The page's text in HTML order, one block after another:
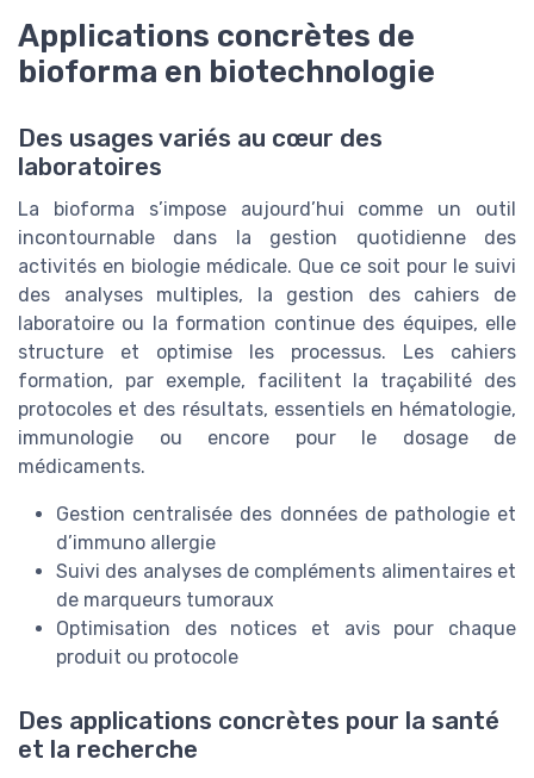
Applications concrètes de
bioforma en biotechnologie
Des usages variés au cœur des
laboratoires
La bioforma s’impose aujourd’hui comme un outil
incontournable dans la gestion quotidienne des
activités en biologie médicale. Que ce soit pour le suivi
des analyses multiples, la gestion des cahiers de
laboratoire ou la formation continue des équipes, elle
structure et optimise les processus. Les cahiers
formation, par exemple, facilitent la traçabilité des
protocoles et des résultats, essentiels en hématologie,
immunologie ou encore pour le dosage de
médicaments.
Gestion centralisée des données de pathologie et
d’immuno allergie
Suivi des analyses de compléments alimentaires et
de marqueurs tumoraux
Optimisation des notices et avis pour chaque
produit ou protocole
Des applications concrètes pour la santé
et la recherche